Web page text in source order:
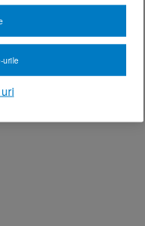
urile